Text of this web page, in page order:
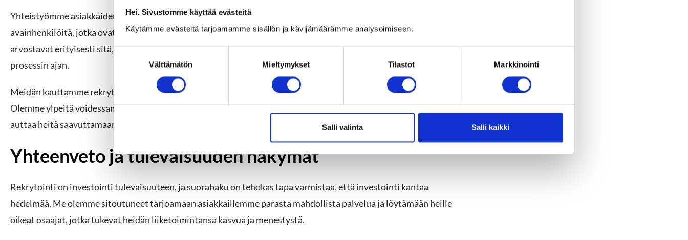
Hei. Sivustomme käyttää evästeitä
Käytämme evästeitä tarjoamamme sisällön ja kävijämäärämme analysoimiseen.
s
u
m
k
s
n
l
Välttämätön Mieltymykset Tilastot Markkinointi
Salli valinta Salli kaikki
Yhteistyömme asiakkaiden kanssa on tuottanut tulosta. Olemme auttaneet lukuisia yrityksiä löytämään
avainhenkilöitä, jotka ovat olleet ratkaisevassa roolissa liiketoiminnan kasvussa ja kehityksessä. Asiakkaamme
arvostavat erityisesti sitä, että olemme sitoutuneita yhteistyöhön ja että pidämme heidät ajan tasalla koko
prosessin ajan.
Meidän kauttamme rekrytoidut henkilöt ovat osoittautuneet arvokkaiksi lisäyksiksi asiakkaidemme tiimeihin.
Olemme ylpeitä voidessamme sanoa, että asiakkaamme ovat tyytyväisiä valintoihinsa ja että olemme voineet
auttaa heitä saavuttamaan tavoitteensa.
Yhteenveto ja tulevaisuuden näkymät
Rekrytointi on investointi tulevaisuuteen, ja suorahaku on tehokas tapa varmistaa, että investointi kantaa
hedelmää. Me olemme sitoutuneet tarjoamaan asiakkaillemme parasta mahdollista palvelua ja löytämään heille
oikeat osaajat, jotka tukevat heidän liiketoimintansa kasvua ja menestystä.